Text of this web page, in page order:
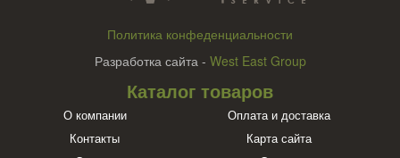
Политика конфеденциальности
Разработка сайта - West East Group
Каталог товаров
О компании
Оплата и доставка
Контакты
Карта сайта